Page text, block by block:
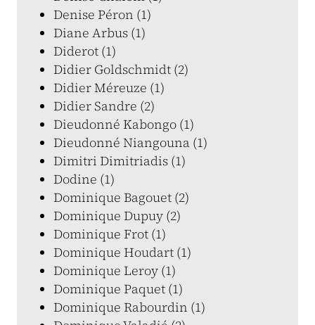
Denise Péron (1)
Diane Arbus (1)
Diderot (1)
Didier Goldschmidt (2)
Didier Méreuze (1)
Didier Sandre (2)
Dieudonné Kabongo (1)
Dieudonné Niangouna (1)
Dimitri Dimitriadis (1)
Dodine (1)
Dominique Bagouet (2)
Dominique Dupuy (2)
Dominique Frot (1)
Dominique Houdart (1)
Dominique Leroy (1)
Dominique Paquet (1)
Dominique Rabourdin (1)